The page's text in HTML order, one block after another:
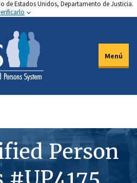
de Estados Unidos, Departamento de Justicia.
Menú
Person